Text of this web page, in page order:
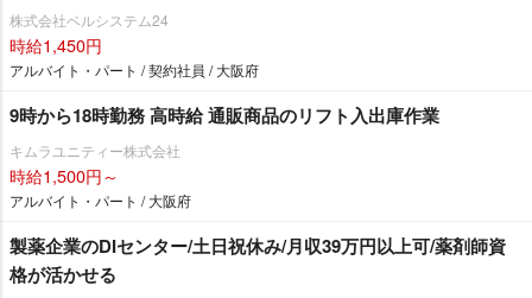
株式会社ベルシステム24
時給1,450円
アルバイト・パート / 契約社員 / 大阪府
9時から18時勤務 高時給 通販商品のリフト入出庫作業
キムラユニティー株式会社
時給1,500円～
アルバイト・パート / 大阪府
製薬企業のDIセンター/土日祝休み/月収39万円以上可/薬剤師資
格が活かせる